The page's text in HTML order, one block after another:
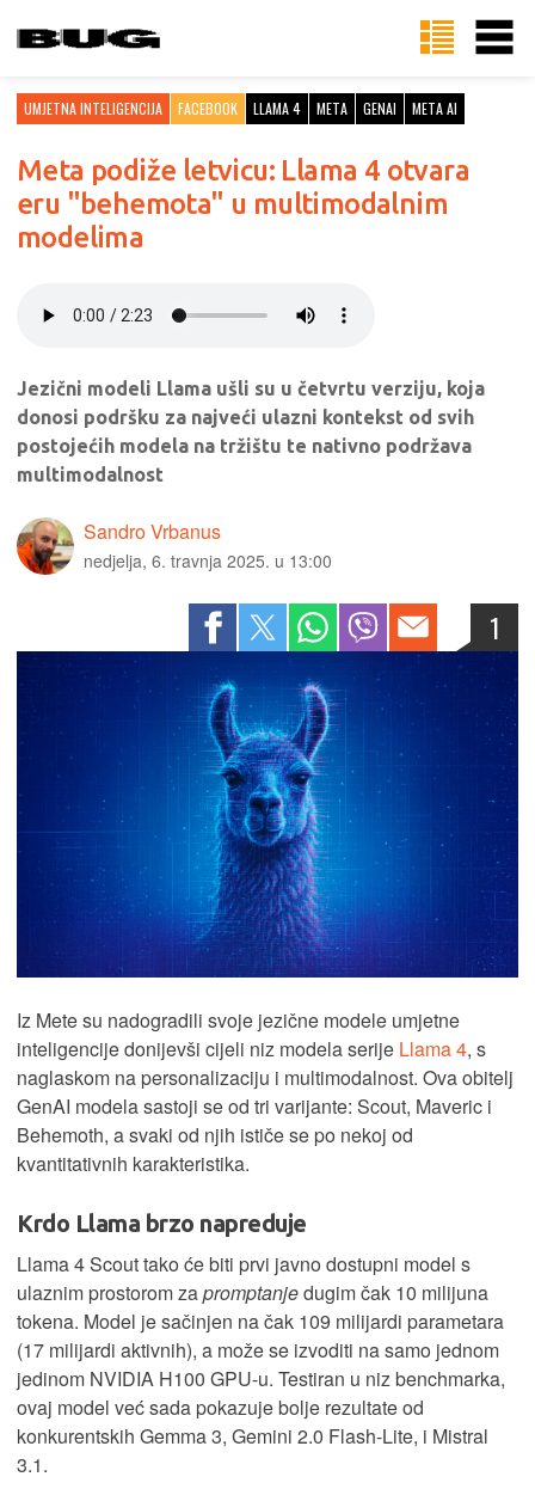
UMJETNA INTELIGENCIJA FACEBOOK LLAMA 4 META GENAI META AI
Meta podiže letvicu: Llama 4 otvara
eru "behemota" u multimodalnim
modelima
Jezični modeli Llama ušli su u četvrtu verziju, koja
donosi podršku za najveći ulazni kontekst od svih
postojećih modela na tržištu te nativno podržava
multimodalnost
Sandro Vrbanus
nedjelja, 6. travnja 2025. u 13:00
1
Iz Mete su nadogradili svoje jezične modele umjetne
inteligencije donijevši cijeli niz modela serije Llama 4, s
naglaskom na personalizaciju i multimodalnost. Ova obitelj
GenAI modela sastoji se od tri varijante: Scout, Maveric i
Behemoth, a svaki od njih ističe se po nekoj od
kvantitativnih karakteristika.
Krdo Llama brzo napreduje
Llama 4 Scout tako će biti prvi javno dostupni model s
ulaznim prostorom zapromptanjedugim čak 10 milijuna
tokena. Model je sačinjen na čak 109 milijardi parametara
(17 milijardi aktivnih), a može se izvoditi na samo jednom
jedinom NVIDIA H100 GPU-u. Testiran u niz benchmarka,
ovaj model već sada pokazuje bolje rezultate od
konkurentskih Gemma 3, Gemini 2.0 Flash-Lite, i Mistral
3.1.